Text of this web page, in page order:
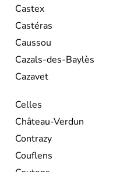
Castex
Castéras
Caussou
Cazals-des-Baylès
Cazavet
Celles
Château-Verdun
Contrazy
Couflens